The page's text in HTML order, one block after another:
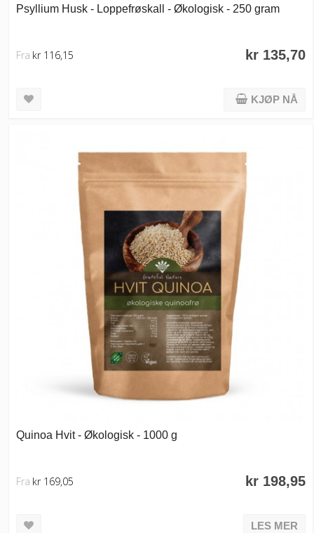
Psyllium Husk - Loppefrøskall - Økologisk - 250 gram
kr 135,70
Fra kr 116,15
KJØP NÅ
Quinoa Hvit - Økologisk - 1000 g
kr 198,95
Fra kr 169,05
LES MER